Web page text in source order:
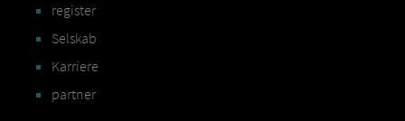
register
Selskab
Karriere
partner